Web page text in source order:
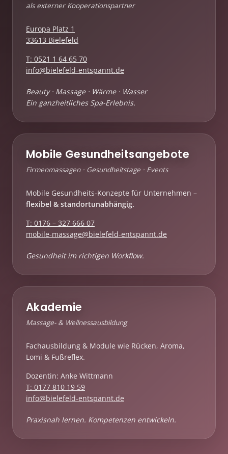
als externer Kooperationspartner
Europa Platz 1
33613 Bielefeld
T: 0521 1 64 65 70
info@bielefeld-entspannt.de
Beauty · Massage · Wärme · Wasser
Ein ganzheitliches Spa-Erlebnis.
Mobile Gesundheitsangebote
Firmenmassagen · Gesundheitstage · Events
Mobile Gesundheits-Konzepte für Unternehmen –
flexibel & standortunabhängig.
T: 0176 – 327 666 07
mobile-massage@bielefeld-entspannt.de
Gesundheit im richtigen Workflow.
Akademie
Massage- & Wellnessausbildung
Fachausbildung & Module wie Rücken, Aroma,
Lomi & Fußreflex.
Dozentin: Anke Wittmann
T: 0177 810 19 59
info@bielefeld-entspannt.de
Praxisnah lernen. Kompetenzen entwickeln.